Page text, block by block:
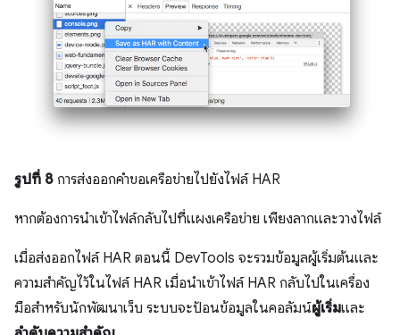
รูปที่ 8 การส่งออกคำขอเครือข่ายไปยังไฟล์ HAR
หากต้องการนำเข้าไฟล์กลับไปที่แผงเครือข่าย เพียงลากและวางไฟล์
เมื่อส่งออกไฟล์ HAR ตอนนี้ DevTools จะรวมข้อมูลผู้เริ่มต้นและ
ความสำคัญไว้ในไฟล์ HAR เมื่อนำเข้าไฟล์ HAR กลับไปในเครื่อง
มือสำหรับนักพัฒนาเว็บ ระบบจะป้อนข้อมูลในคอลัมน์ผู้เริ่มและ